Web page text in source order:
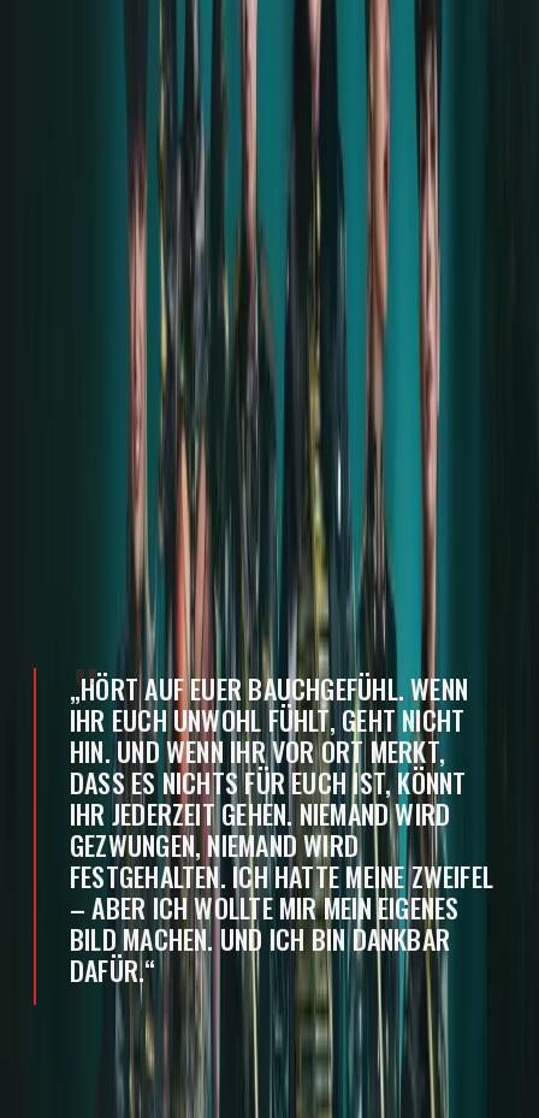
– René selbst machte ein Foto vom Hotelzimmer.
Ihre Erfahrung mit Alena Makeeva beschreibt sie als
durchweg positiv. Alena sei eine herzliche,
fürsorgliche Frau, mit der René seit über einem Jahr in
Kontakt steht. „Sie erfüllt mir immer wieder meine
Träume“, sagt sie. Schon seit sie 16 ist, habe sie
davon geträumt, so etwas zu erleben.
Auch über Till Lindemann äußert sich René durchweg
Ein zurückhaltender, respektvoller und
herzlicher Mensch, ganz anders als seine
Bühnenfigur.
Sie durfte ihn auch bei einem
Musikvideodreh und einem weiteren Konzert erleben
– immer mit dem Gefühl, willkommen zu sein und dass
auf ihr Wohlergehen geachtet wurde.
Zum Schluss richtet sie sich an andere junge Frauen,
die vielleicht eine Einladung bekommen:
„HÖRT AUF EUER BAUCHGEFÜHL. WENN
IHR EUCH UNWOHL FÜHLT, GEHT NICHT
HIN. UND WENN IHR VOR ORT MERKT,
DASS ES NICHTS FÜR EUCH IST, KÖNNT
IHR JEDERZEIT GEHEN. NIEMAND WIRD
GEZWUNGEN, NIEMAND WIRD
FESTGEHALTEN. ICH HATTE MEINE ZWEIFEL
– ABER ICH WOLLTE MIR MEIN EIGENES
BILD MACHEN. UND ICH BIN DANKBAR
DAFÜR.“
René macht deutlich, dass sie niemandes
Erfahrungen absprechen will – aber sie möchte eine